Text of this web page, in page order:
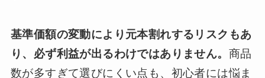
基準価額の変動により元本割れするリスクもあ
り、必ず利益が出るわけではありません。 商品
数が多すぎて選びにくい点も、初心者には悩ま